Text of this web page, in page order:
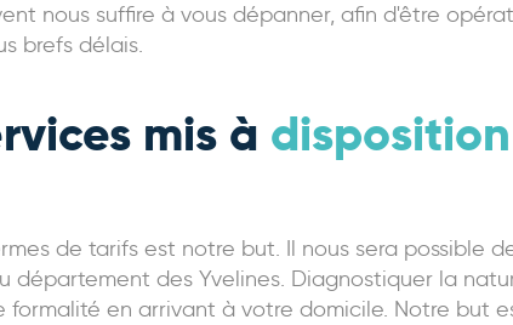
nous suffire à vous dépanner, afin d'être
brefs délais.
mis à
de tarifs est notre but. Il nous sera possible
des Yvelines. Diagnostiquer la
en arrivant à votre domicile. Notre but